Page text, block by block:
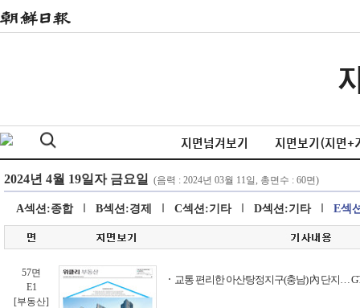
지면넘겨보기 지면보기(지면+
A섹션:종합 B섹션:경제 C섹션:기타 D섹션:기타 E섹
57면
E1
[부동산]
교통 편리한 아산탕정지구(충남) 內 단지…